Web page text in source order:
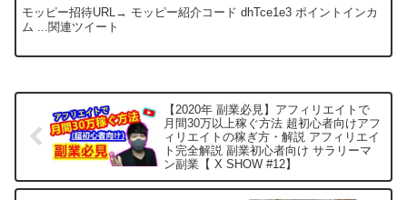
モッピー招待URL→ モッピー紹介コード dhTce1e3 ポイントインカ
ム ...関連ツイート
【2020年 副業必見】アフィリエイトで
月間30万以上稼ぐ方法 超初心者向けアフ
ィリエイトの稼ぎ方・解説 アフィリエイ
ト完全解説 副業初心者向け サラリーマ
ン副業【 X SHOW #12】